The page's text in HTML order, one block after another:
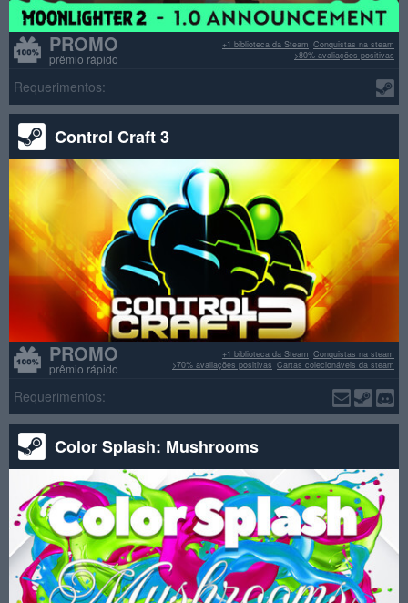
PROMO
prêmio rápido
Conquistas na steam
+1 biblioteca da Steam
>80% avaliações positivas
Requerimentos:
Control Craft 3
PROMO
prêmio rápido
Conquistas na steam
+1 biblioteca da Steam
Cartas colecionáveis da steam
>70% avaliações positivas
Requerimentos:
Color Splash: Mushrooms